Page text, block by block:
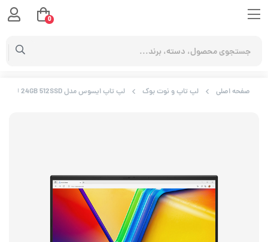
صفحه اصلی لپ تاپ و نوت بوک لپ تاپ ایسوس مدل Vivobook F1504VA i5 1335U 24GB 512SSD
0